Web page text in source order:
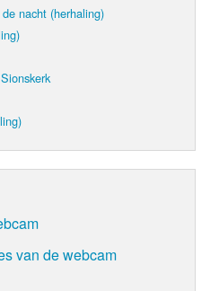
nacht (herhaling)
van de webcam